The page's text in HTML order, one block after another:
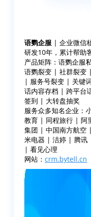
语鹦企服 | 企业微信
研发10年，累计帮助
产品矩阵：语鹦企服
语鹦裂变 | 社群裂变
| 服务号裂变 | 关键
话内容存档 | 跨平台
签到 | 大转盘抽奖
服务众多知名企业
教育 | 同程旅行 | 阿
集团 | 中国南方航
米电器 | 洁婷 | 腾讯
| 看见心理
网站： crm.bytell.cn